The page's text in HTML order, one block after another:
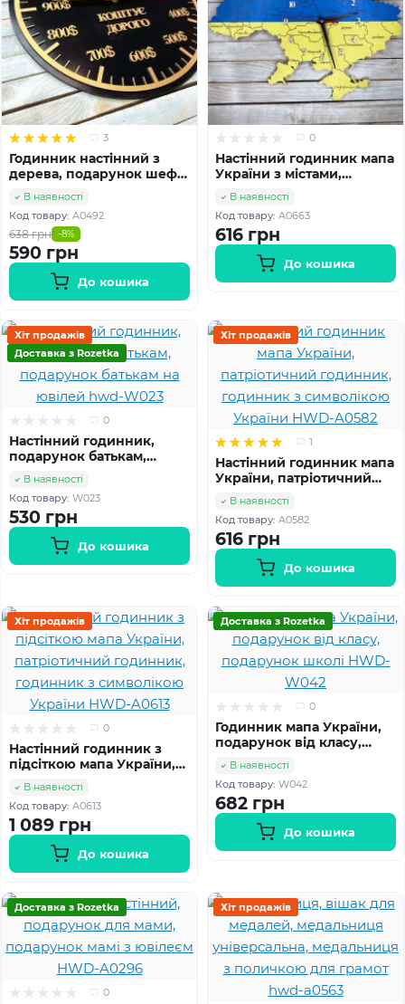
3
Годинник настінний з
дерева, подарунок шефу,
подарунок директору,
подарунок босу HWD-
A0492
В наявності
Код товару: A0492
638 грн -8%
590 грн
До кошика
0
Настінний годинник мапа
України з містами,
патріотичний годинник,
годинник з символікою
України HWD-A0663
В наявності
Код товару: A0663
616 грн
До кошика
Хіт продажів
Доставка з Rozetka
0
Настінний годинник,
подарунок батькам,
подарунок батькам на
ювілей hwd-W023
В наявності
Код товару: W023
530 грн
До кошика
Хіт продажів
1
Настінний годинник мапа
України, патріотичний
годинник, годинник з
символікою України
HWD-A0582
В наявності
Код товару: A0582
616 грн
До кошика
Хіт продажів
0
Настінний годинник з
підсіткою мапа України,
патріотичний годинник,
годинник з символікою
України HWD-A0613
В наявності
Код товару: A0613
1 089 грн
До кошика
Доставка з Rozetka
0
Годинник мапа України,
подарунок від класу,
подарунок школі HWD-
W042
В наявності
Код товару: W042
682 грн
До кошика
Доставка з Rozetka
0
Хіт продажів